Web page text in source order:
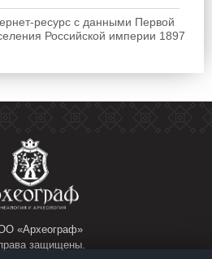
ресурс с данными Первой
Российской империи 1897
«Археограф»
защищены.